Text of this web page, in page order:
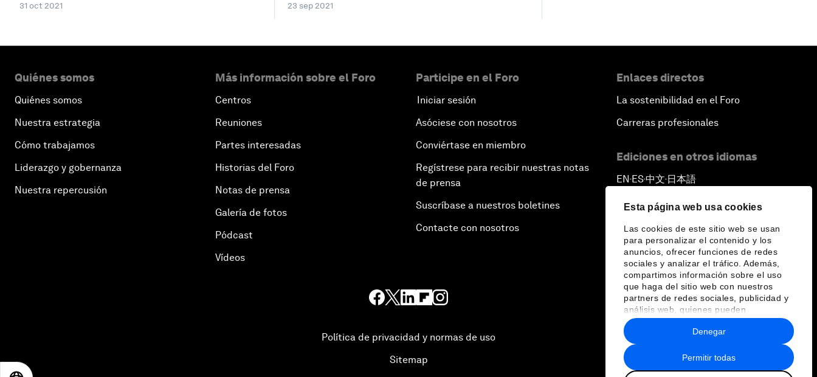
Esta página web usa cookies
Las cookies de este sitio web se usan
para personalizar el contenido y los
anuncios, ofrecer funciones de redes
sociales y analizar el tráfico. Además,
compartimos información sobre el uso
que haga del sitio web con nuestros
partners de redes sociales, publicidad y
análisis web, quienes pueden
combinarla con otra información que les
haya proporcionado o que hayan
recopilado a partir del uso que haya
hecho de sus servicios.
Permitir todas
Denegar
31 oct 2021 23 sep 2021
Quiénes somos
Quiénes somos
Nuestra estrategia
Cómo trabajamos
Liderazgo y gobernanza
Nuestra repercusión
Más información sobre el Foro
Centros
Reuniones
Partes interesadas
Historias del Foro
Notas de prensa
Galería de fotos
Pódcast
Vídeos
Participe en el Foro
Iniciar sesión
Asóciese con nosotros
Conviértase en miembro
Regístrese para recibir nuestras notas
de prensa
Suscríbase a nuestros boletines
Contacte con nosotros
Enlaces directos
La sostenibilidad en el Foro
Carreras profesionales
Ediciones en otros idiomas
EN ▪ ES▪中文▪ 日本語
Política de privacidad y normas de uso
Sitemap